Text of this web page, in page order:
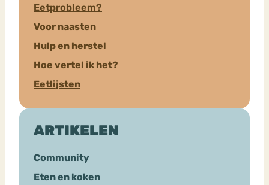
Eetprobleem?
Voor naasten
Hulp en herstel
Hoe vertel ik het?
Eetlijsten
ARTIKELEN
Community
Eten en koken